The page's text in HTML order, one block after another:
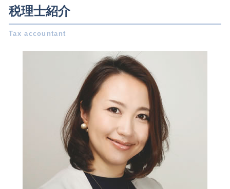
相続 確定申告
小規模宅地の特例 とは
会社分割 吸収
相続税 対策
相続税 評価額 土地
合同会社 株式会社 違い
会社設立 流れ
年末調整 必要書類
年末調整 いつ
会社設立日 決め方
会社設立 期間
青色 申告 条件
税金 時効
決算 申告 期限
税務調査 とは
確定申告書 作成
税務調査 期間
税務署 相談
確定申告 満期保険金
税務署 密告
電子帳簿保存法 申請
土地 譲渡所得
税務相談 日進市 税理士
税務相談 岐阜県 相談
事業承継 一宮市 相談
税務相談 稲沢市 相談
事業承継 岐阜県 相談
税務相談 稲沢市 税理士
税務相談 岐阜県 税理士
相続 名古屋市 税理士
税務相談 日進市 相談
事業承継 愛知県 税理士
事業承継 一宮市 税理士
事業承継 三重県 相談
税務相談 三重県 税理士
事業承継 愛知県 相談
税理士紹介